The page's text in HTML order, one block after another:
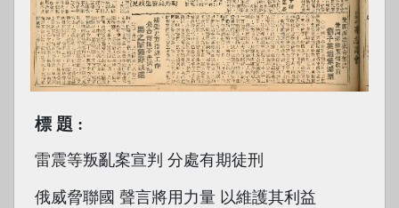
標題
雷震等叛亂案宣判 分處有期徒刑
俄威脅聯國 聲言將用力量 以維護其利益